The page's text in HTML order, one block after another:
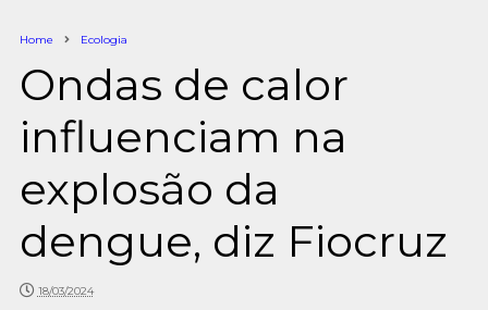
Home Ecologia
Ondas de calor
influenciam na
explosão da
dengue, diz Fiocruz
18/03/2024